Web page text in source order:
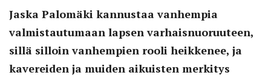
Jaska Palomäki kannustaa vanhempia
valmistautumaan lapsen varhaisnuoruuteen,
sillä silloin vanhempien rooli heikkenee, ja
kavereiden ja muiden aikuisten merkitys